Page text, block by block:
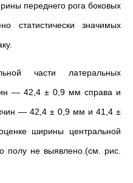
переднего рога боковых
статистически значимых
части латеральных
— 42,4 ± 0,9 мм справа и
— 42,4 ± 0,9 мм и 41,4 ±
ширины центральной
полу не выявлено.(см. рис.